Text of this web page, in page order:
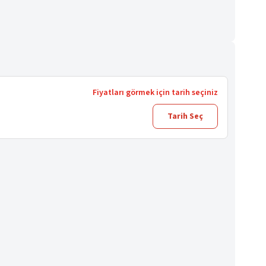
Fiyatları görmek için tarih seçiniz
Tarih Seç